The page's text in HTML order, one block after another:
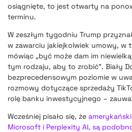
osiągnięte, to jest otwarty na
terminu.
W zeszłym tygodniu Trump
w zawarciu jakiejkolwiek umowy, w
mówiąc „być może dam im
tym rodzaju, aby to zrobić”. Biały
bezprecedensowym poziomie w
rozmowy dotyczące sprzedaży
rolę banku inwestycyjnego –
Wcześniej pisało się, że
Microsoft i Perplexity AI, są